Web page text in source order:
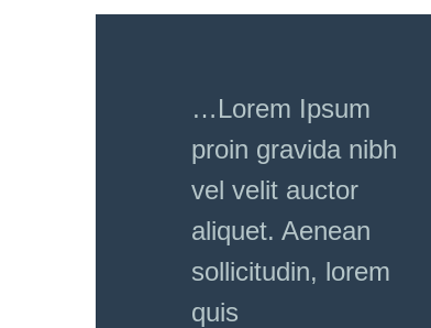
…Lorem Ipsum
proin gravida nibh
vel velit auctor
aliquet. Aenean
sollicitudin, lorem
quis